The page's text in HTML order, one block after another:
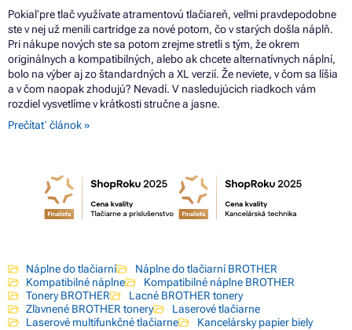
Pokiaľ pre tlač využívate atramentovú tlačiareň, veľmi pravdepodobne
ste v nej už menili cartridge za nové potom, čo v starých došla náplň.
Pri nákupe nových ste sa potom zrejme stretli s tým, že okrem
originálnych a kompatibilných, alebo ak chcete alternatívnych náplní,
bolo na výber aj zo štandardných a XL verzií. Že neviete, v čom sa líšia
a v čom naopak zhodujú? Nevadí. V nasledujúcich riadkoch vám
rozdiel vysvetlíme v krátkosti stručne a jasne.
Prečítať článok »
Náplne do tlačiarní
Náplne do tlačiarní BROTHER
Kompatibilné náplne
Kompatibilné náplne BROTHER
Tonery BROTHER
Lacné BROTHER tonery
Zľavnené BROTHER tonery
Laserové tlačiarne
Laserové multifunkčné tlačiarne
Kancelársky papier biely